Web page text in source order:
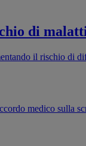
di
il rischio